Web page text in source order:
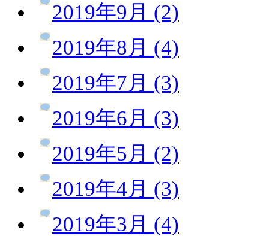
2019年9月 (2)
2019年8月 (4)
2019年7月 (3)
2019年6月 (3)
2019年5月 (2)
2019年4月 (3)
2019年3月 (4)